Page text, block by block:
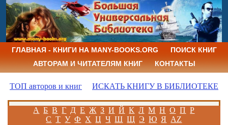
ГЛАВНАЯ - КНИГИ НА MANY-BOOKS.ORG
ПОИСК КНИГ
АВТОРАМ И ЧИТАТЕЛЯМ КНИГ
КОНТАКТЫ
ТОП авторов и книг ИСКАТЬ КНИГУ В БИБЛИОТЕКЕ
А Б В Г Д Е Ж З И Й К Л М Н О П Р
С Т У Ф Х Ц Ч Ш Щ Э Ю Я AZ